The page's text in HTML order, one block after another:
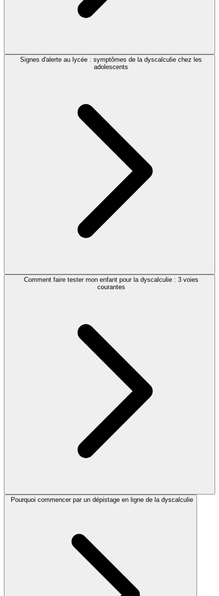
Signes d'alerte au lycée : symptômes de la dyscalculie chez les
adolescents
Comment faire tester mon enfant pour la dyscalculie : 3 voies
courantes
Pourquoi commencer par un dépistage en ligne de la dyscalculie